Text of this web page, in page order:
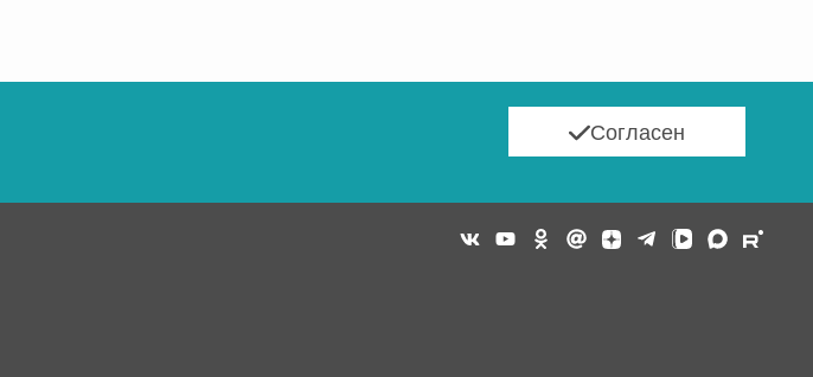
Согласен